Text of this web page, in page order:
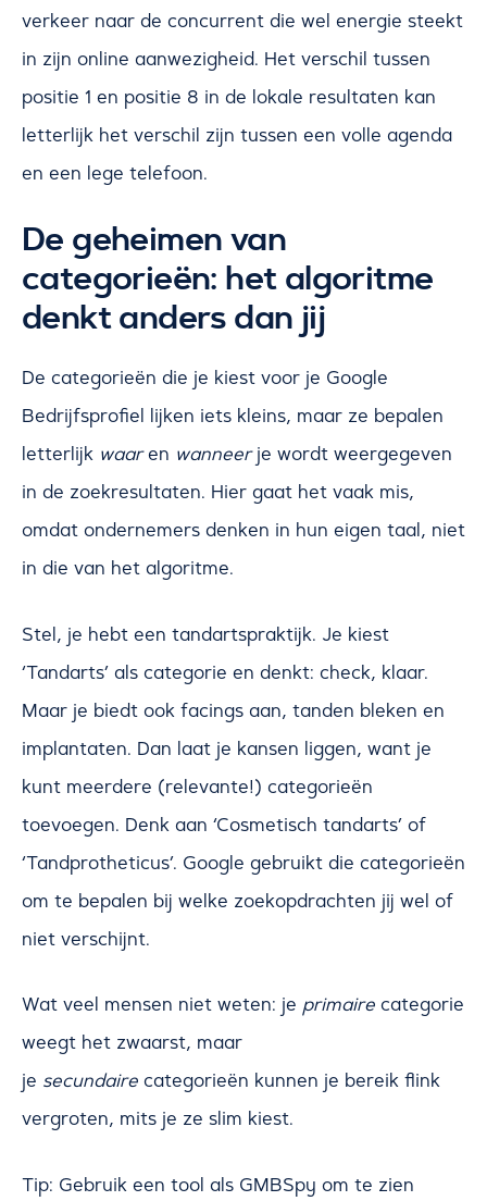
verkeer naar de concurrent die wel energie steekt
in zijn online aanwezigheid. Het verschil tussen
positie 1 en positie 8 in de lokale resultaten kan
letterlijk het verschil zijn tussen een volle agenda
en een lege telefoon.
De geheimen van
categorieën: het algoritme
denkt anders dan jij
De categorieën die je kiest voor je Google
Bedrijfsprofiel lijken iets kleins, maar ze bepalen
letterlijk waaren wanneerje wordt weergegeven
in de zoekresultaten. Hier gaat het vaak mis,
omdat ondernemers denken in hun eigen taal, niet
in die van het algoritme.
Stel, je hebt een tandartspraktijk. Je kiest
‘Tandarts’ als categorie en denkt: check, klaar.
Maar je biedt ook facings aan, tanden bleken en
implantaten. Dan laat je kansen liggen, want je
kunt meerdere (relevante!) categorieën
toevoegen. Denk aan ‘Cosmetisch tandarts’ of
‘Tandprotheticus’. Google gebruikt die categorieën
om te bepalen bij welke zoekopdrachten jij wel of
niet verschijnt.
Wat veel mensen niet weten: je primaire categorie
weegt het zwaarst, maar
je secundaire categorieën kunnen je bereik flink
vergroten, mits je ze slim kiest.
Tip: Gebruik een tool als GMBSpy om te zien